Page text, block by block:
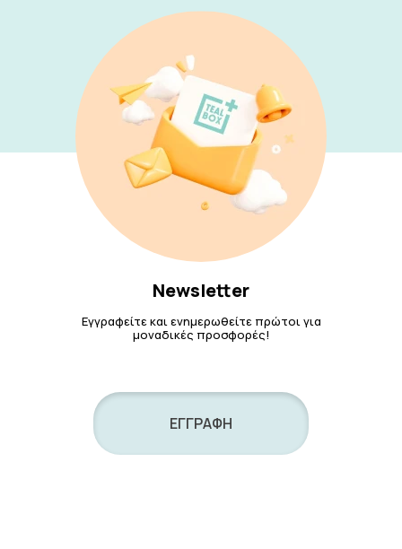
Newsletter
Εγγραφείτε και ενημερωθείτε πρώτοι για
μοναδικές προσφορές!
ΕΓΓΡΑΦΗ